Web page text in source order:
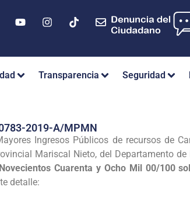
Transparencia Seguridad
0783-2019-A/MPMN
Ingresos Públicos de recursos de
Mariscal Nieto, del Departamento
Cuarenta y Ocho Mil 00/100
detalle: